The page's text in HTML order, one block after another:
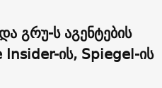
გრუ-ს აგენტების
ის, Spiegel-ის